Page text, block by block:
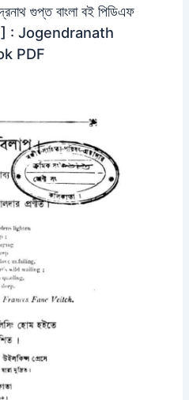
গুপ্ত বাংলা বই পিডিএফ
: Jogendranath
PDF